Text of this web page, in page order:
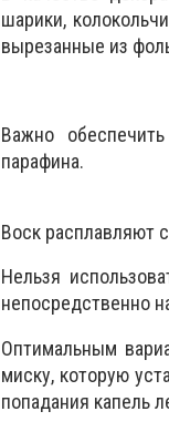
шарики,
вырезанные из
Важно
парафина.
Воск расплавляют
Нельзя
непосредственно
Оптимальным
миску, которую
попадания капель